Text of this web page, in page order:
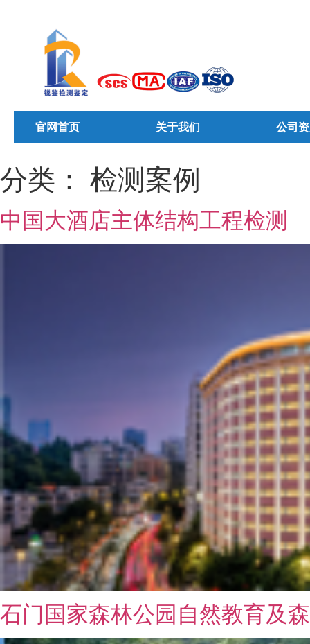
官网首页 关于我们 公司
分类： 检测案例
中国大酒店主体结构工程检测
石门国家森林公园自然教育及